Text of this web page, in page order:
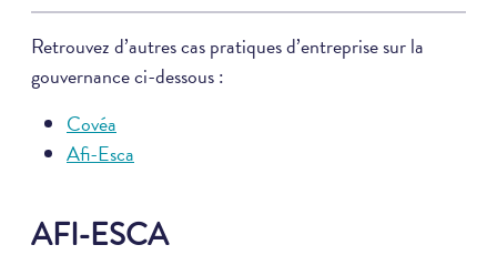
Retrouvez d’autres cas pratiques d’entreprise sur la
gouvernance ci-dessous :
Covéa
Afi-Esca
AFI-ESCA